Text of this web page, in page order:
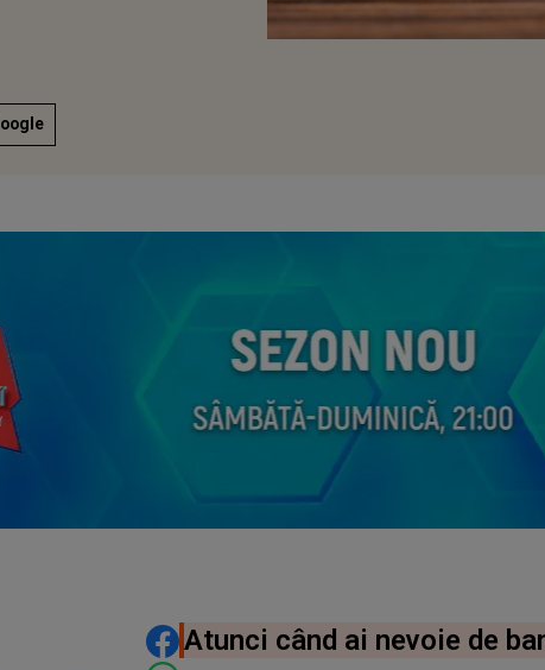
DISTRIBUIE ARTICOLUL
Atunci când ai nevoie de